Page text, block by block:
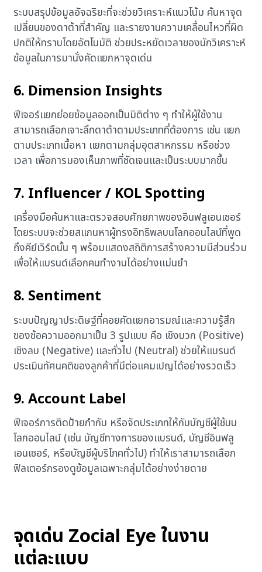
ระบบสรุปข้อมูลอัจฉริยะที่จะช่วยวิเคราะห์แนวโน้ม ค้นหาจุด
เปลี่ยนของดาต้าที่สำคัญ และรายงานความเคลื่อนไหวที่ผิด
ปกติให้ทราบโดยอัตโนมัติ ช่วยประหยัดเวลาของนักวิเคราะห์
ข้อมูลในการมานั่งคัดแยกหาจุดเด่น
6. Dimension Insights
ฟีเจอร์แยกย่อยข้อมูลออกเป็นมิติต่าง ๆ ทำให้ผู้ใช้งาน
สามารถเลือกเจาะลึกดาต้าตามประเภทที่ต้องการ เช่น แยก
ตามประเภทเนื้อหา แยกตามกลุ่มอุตสาหกรรม หรือช่วง
เวลา เพื่อการมองเห็นภาพที่ชัดเจนและเป็นระบบมากขึ้น
7. Influencer / KOL Spotting
เครื่องมือค้นหาและตรวจสอบศักยภาพของอินฟลูเอนเซอร์
โดยระบบจะช่วยสแกนหาผู้ทรงอิทธิพลบนโลกออนไลน์ที่พูด
ถึงคีย์เวิร์ดนั้น ๆ พร้อมแสดงสถิติการสร้างความมีส่วนร่วม
เพื่อให้แบรนด์เลือกคนทำงานได้อย่างแม่นยำ
8. Sentiment
ระบบปัญญาประดิษฐ์ที่คอยคัดแยกอารมณ์และความรู้สึก
ของข้อความออกมาเป็น 3 รูปแบบ คือ เชิงบวก (Positive)
เชิงลบ (Negative) และทั่วไป (Neutral) ช่วยให้แบรนด์
ประเมินทัศนคติของลูกค้าที่มีต่อแคมเปญได้อย่างรวดเร็ว
9. Account Label
ฟีเจอร์การติดป้ายกำกับ หรือจัดประเภทให้กับบัญชีผู้ใช้บน
โลกออนไลน์ (เช่น บัญชีทางการของแบรนด์, บัญชีอินฟลู
เอนเซอร์, หรือบัญชีผู้บริโภคทั่วไป) ทำให้เราสามารถเลือก
ฟิลเตอร์กรองดูข้อมูลเฉพาะกลุ่มได้อย่างง่ายดาย
จุดเด่น Zocial Eye ในงาน
แต่ละแบบ